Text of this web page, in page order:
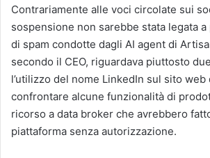
Contrariamente alle voci circolate sui
sospensione non sarebbe stata legata
di spam condotte dagli AI agent di
secondo il CEO, riguardava piuttosto
l’utilizzo del nome LinkedIn sul sito
confrontare alcune funzionalità di
ricorso a data broker che avrebbero
piattaforma senza autorizzazione.